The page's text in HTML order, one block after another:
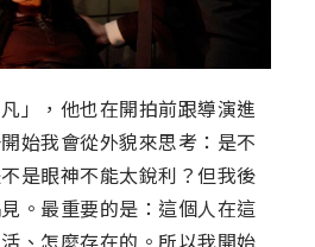
」，他也在開拍前跟導演進
始我會從外貌來思考：是不
是眼神不能太銳利？但我後
。最重要的是：這個人在這
、怎麼存在的。所以我開始